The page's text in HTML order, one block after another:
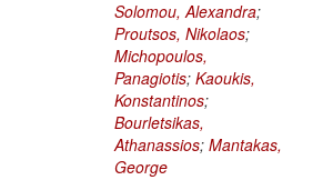
Solomou, Alexandra;
Proutsos, Nikolaos;
Michopoulos,
Panagiotis; Kaoukis,
Konstantinos;
Bourletsikas,
Athanassios; Mantakas,
George